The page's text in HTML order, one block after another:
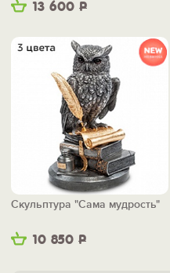
13 600 Р
10 850 Р
Скульптура "Сама мудрость"